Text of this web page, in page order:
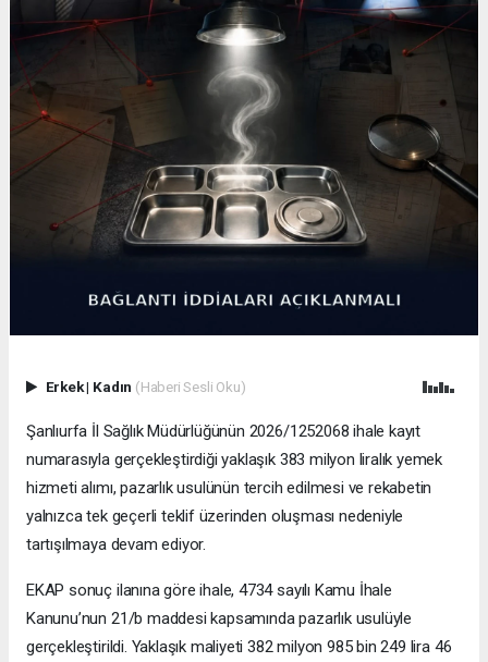
Erkek| Kadın (Haberi Sesli Oku)
Şanlıurfa İl Sağlık Müdürlüğünün 2026/1252068 ihale kayıt
numarasıyla gerçekleştirdiği yaklaşık 383 milyon liralık yemek
hizmeti alımı, pazarlık usulünün tercih edilmesi ve rekabetin
yalnızca tek geçerli teklif üzerinden oluşması nedeniyle
tartışılmaya devam ediyor.
EKAP sonuç ilanına göre ihale, 4734 sayılı Kamu İhale
Kanunu’nun 21/b maddesi kapsamında pazarlık usulüyle
gerçekleştirildi. Yaklaşık maliyeti 382 milyon 985 bin 249 lira 46